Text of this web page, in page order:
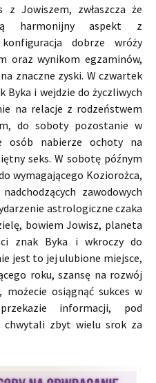
z Jowiszem, zwłaszcza że
harmonijny aspekt z
dobrze wróży
oraz wynikom egzaminów,
znaczne zyski. W czwartek
Byka i wejdzie do życzliwych
na relacje z rodzeństwem
do soboty pozostanie w
osób nabierze ochoty na
seks. W sobotę późnym
wymagającego Koziorożca,
zawodowych
astrologiczne czaka
bowiem Jowisz, planeta
znak Byka i wkroczy do
jest to jej ulubione miejsce,
roku, szansę na rozwój
osiągnąć sukces w
informacji, pod
chwytali zbyt wielu srok za